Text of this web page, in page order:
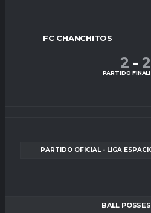
FC CHANCHITOS
2 - 2
PARTIDO
PARTIDO OFICIAL - LIGA
BALL